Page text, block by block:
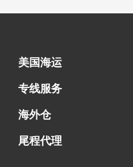
美国海运
海运拼柜
海运整柜
美国海卡
加拿大海运
专线服务
FBA专线直送
超大件专线
AWD专线
电池专线
海外仓
一件代发
FBA中转
贴标换标
拆柜/存储
尾程代理